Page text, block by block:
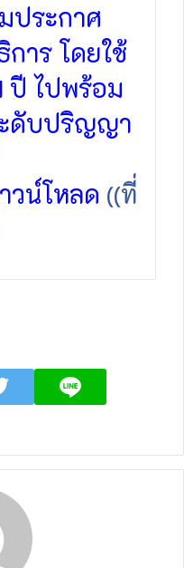
ประกาศ
าร โดยใช้
ปี ไปพร้อม
ะดับปริญญา
วน์โหลด ((ที่